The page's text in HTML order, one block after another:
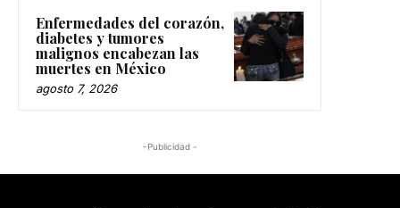
Enfermedades del corazón,
diabetes y tumores
malignos encabezan las
muertes en México
agosto 7, 2026
-Publicidad -